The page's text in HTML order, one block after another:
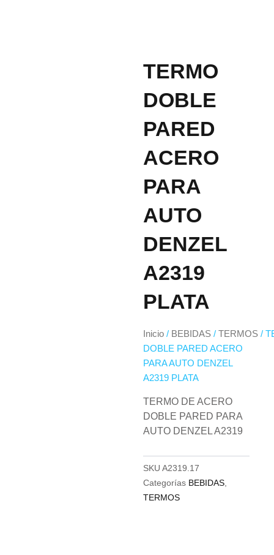
TERMO
DOBLE
PARED
ACERO
PARA
AUTO
DENZEL
A2319
PLATA
Inicio / BEBIDAS / TERMOS /
DOBLE PARED ACERO
PARA AUTO DENZEL
A2319 PLATA
TERMO DE ACERO
DOBLE PARED PARA
AUTO DENZEL A2319
SKU A2319.17
Categorías BEBIDAS
TERMOS